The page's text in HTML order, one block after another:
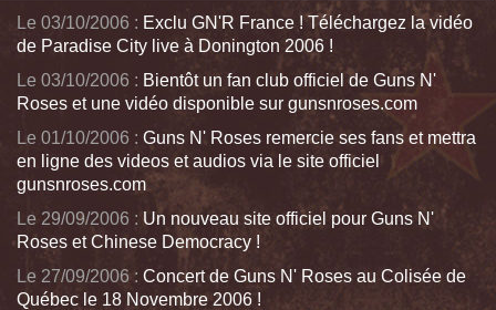
Le 03/10/2006 : Exclu GN'R France ! Téléchargez la vidéo
de Paradise City live à Donington 2006 !
Le 03/10/2006 : Bientôt un fan club officiel de Guns N'
Roses et une vidéo disponible sur gunsnroses.com
Le 01/10/2006 : Guns N' Roses remercie ses fans et mettra
en ligne des videos et audios via le site officiel
gunsnroses.com
Le 29/09/2006 : Un nouveau site officiel pour Guns N'
Roses et Chinese Democracy !
Le 27/09/2006 : Concert de Guns N' Roses au Colisée de
Québec le 18 Novembre 2006 !